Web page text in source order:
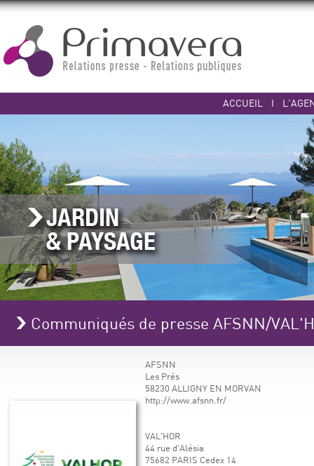
ACCUEIL I
Communiqués de presse AFSNN/
AFSNN
Les Prés
58230 ALLIGNY EN MORVAN
http://www.afsnn.fr/
VAL'HOR
44 rue d'Alésia
75682 PARIS Cedex 14